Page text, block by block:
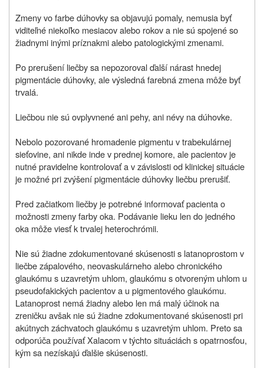
Zmeny vo farbe dúhovky sa objavujú pomaly, nemusia byť
viditeľné niekoľko mesiacov alebo rokov a nie sú spojené so
žiadnymi inými príznakmi alebo patologickými zmenami.
Po prerušení liečby sa nepozoroval ďalší nárast hnedej
pigmentácie dúhovky, ale výsledná farebná zmena môže byť
trvalá.
Liečbou nie sú ovplyvnené ani pehy, ani névy na dúhovke.
Nebolo pozorované hromadenie pigmentu v trabekulárnej
sieťovine, ani nikde inde v prednej komore, ale pacientov je
nutné pravidelne kontrolovať a v závislosti od klinickej situácie
je možné pri zvýšení pigmentácie dúhovky liečbu prerušiť.
Pred začiatkom liečby je potrebné informovať pacienta o
možnosti zmeny farby oka. Podávanie lieku len do jedného
oka môže viesť k trvalej heterochrómii.
Nie sú žiadne zdokumentované skúsenosti s latanoprostom v
liečbe zápalového, neovaskulárneho alebo chronického
glaukómu s uzavretým uhlom, glaukómu s otvoreným uhlom u
pseudofakických pacientov a u pigmentového glaukómu.
Latanoprost nemá žiadny alebo len má malý účinok na
zreničku avšak nie sú žiadne zdokumentované skúsenosti pri
akútnych záchvatoch glaukómu s uzavretým uhlom. Preto sa
odporúča používať Xalacom v týchto situáciách s opatrnosťou,
kým sa nezískajú ďalšie skúsenosti.